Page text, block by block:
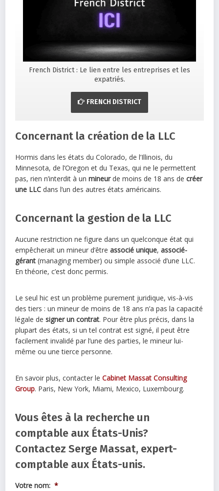
French District : Le lien entre les entreprises et les
expatriés.
FRENCH DISTRICT
Concernant la création de la LLC
Hormis dans les états du Colorado, de l’Illinois, du
Minnesota, de l’Oregon et du Texas, qui ne le permettent
pas, rien n’interdit à unmineurde moins de 18 ans decréer
une LLC dans l’un des autres états américains.
Concernant la gestion de la LLC
Aucune restriction ne figure dans un quelconque état qui
empêcherait un mineur d’êtreassocié unique,associé-
gérant (managing member) ou simple associé d’une LLC.
En théorie, c’est donc permis.
Le seul hic est un problème purement juridique, vis-à-vis
des tiers : un mineur de moins de 18 ans n’a pas la capacité
légale designer un contrat. Pour être plus précis, dans la
plupart des états, si un tel contrat est signé, il peut être
facilement invalidé par l’une des parties, le mineur lui-
même ou une tierce personne.
En savoir plus, contacter leCabinet Massat Consulting
Group. Paris, New York, Miami, Mexico, Luxembourg.
Vous êtes à la recherche un
comptable aux États-Unis?
Contactez Serge Massat, expert-
comptable aux États-unis.
Votre nom: *